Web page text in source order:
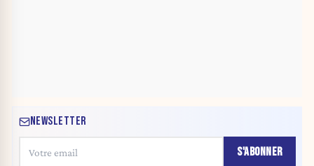
NEWSLETTER
S'ABONNER